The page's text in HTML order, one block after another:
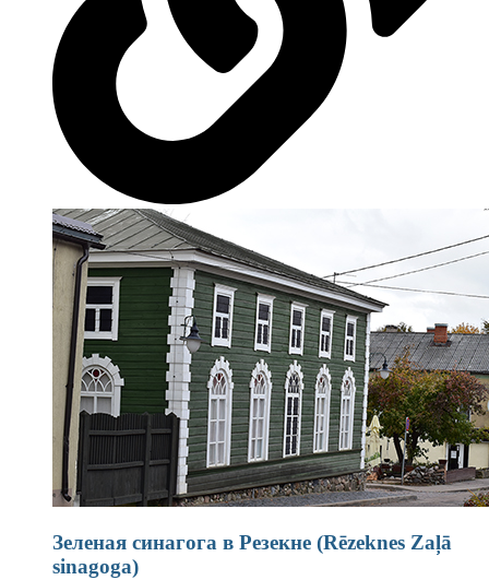
Зеленая синагога в Резекне (Rēzeknes Zaļā
sinagoga)